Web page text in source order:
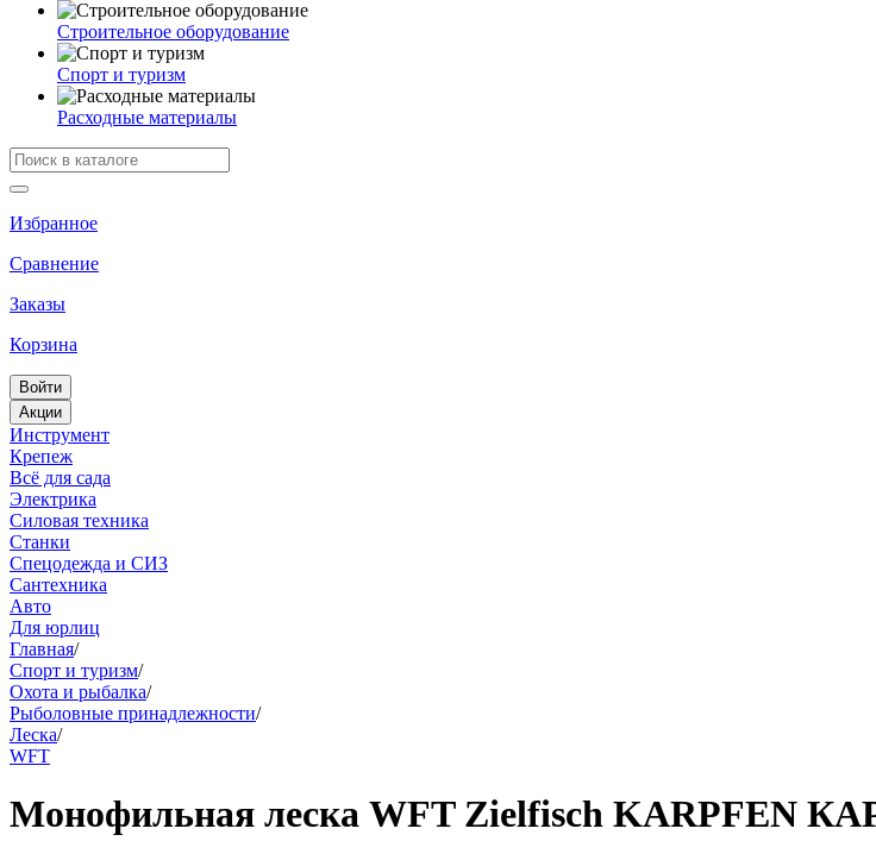
Строительное оборудование
Спорт и туризм
Расходные материалы
Избранное
Сравнение
Заказы
Корзина
Войти
Акции
Инструмент
Крепеж
Всё для сада
Электрика
Силовая техника
Станки
Спецодежда и СИЗ
Сантехника
Авто
Для юрлиц
Главная/
Спорт и туризм/
Охота и рыбалка/
Рыболовные принадлежности/
Леска/
WFT
Монофильная леска WFT Zielfisch KARPFEN